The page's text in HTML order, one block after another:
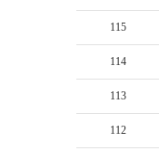
115
114
113
112